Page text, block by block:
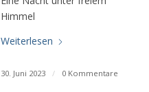
Himmel
Weiterlesen
30. Juni 2023 / 0 Kommentare